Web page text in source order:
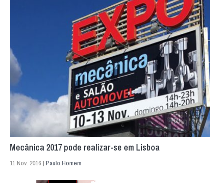
Mecânica 2017 pode realizar-se em Lisboa
11 Nov. 2016 | Paulo Homem